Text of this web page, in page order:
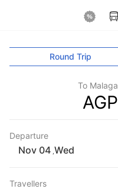
Round Trip
To Malaga
AGP
Departure
Wed
Travellers